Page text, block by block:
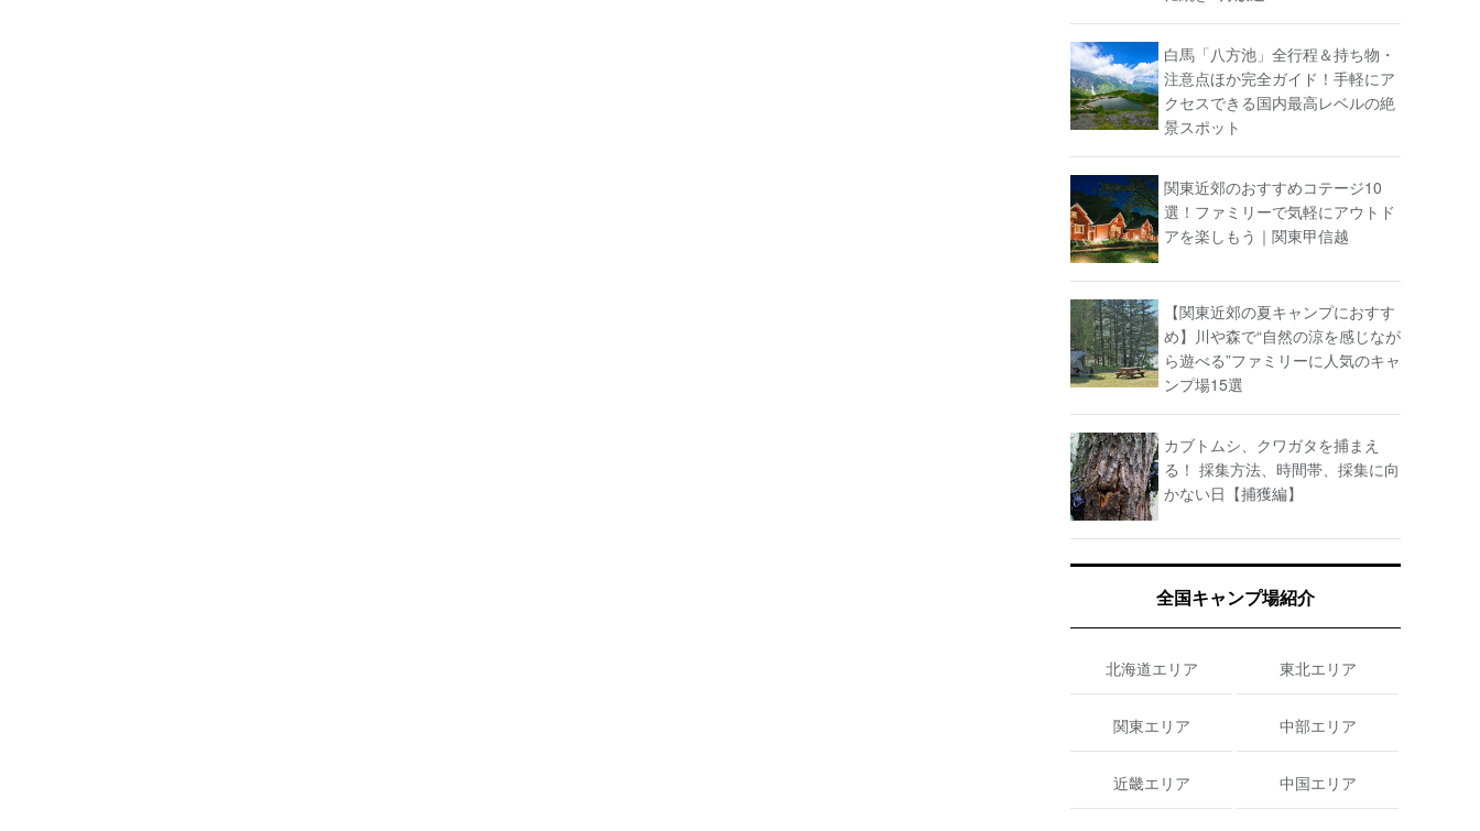
白馬「八方池」全行程＆持ち物・
注意点ほか完全ガイド！手軽にア
クセスできる国内最高レベルの絶
景スポット
関東近郊のおすすめコテージ10
選！ファミリーで気軽にアウトド
アを楽しもう｜関東甲信越
【関東近郊の夏キャンプにおすす
め】川や森で“自然の涼を感じなが
ら遊べる”ファミリーに人気のキャ
ンプ場15選
カブトムシ、クワガタを捕まえ
る！ 採集方法、時間帯、採集に向
かない日【捕獲編】
全国キャンプ場紹介
北海道エリア 東北エリア
関東エリア 中部エリア
近畿エリア 中国エリア